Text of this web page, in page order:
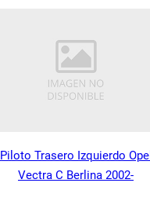
Piloto Trasero Izquierdo Opel
Vectra C Berlina 2002-